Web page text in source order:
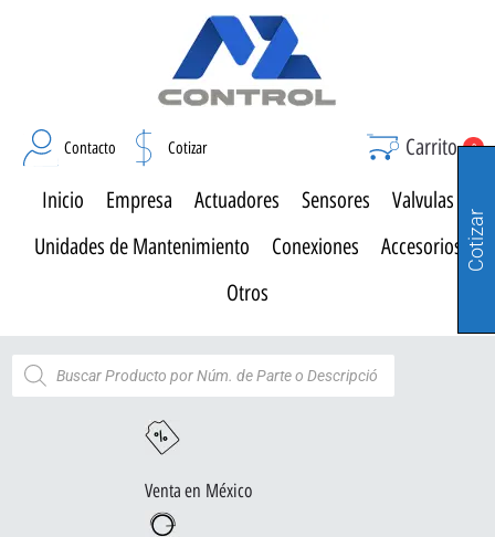
Contacto Cotizar Carrito 0
Inicio Empresa Actuadores Sensores
Valvulas
Unidades de Mantenimiento
Conexiones
Accesorios
Otros
Venta en México
Cotizar